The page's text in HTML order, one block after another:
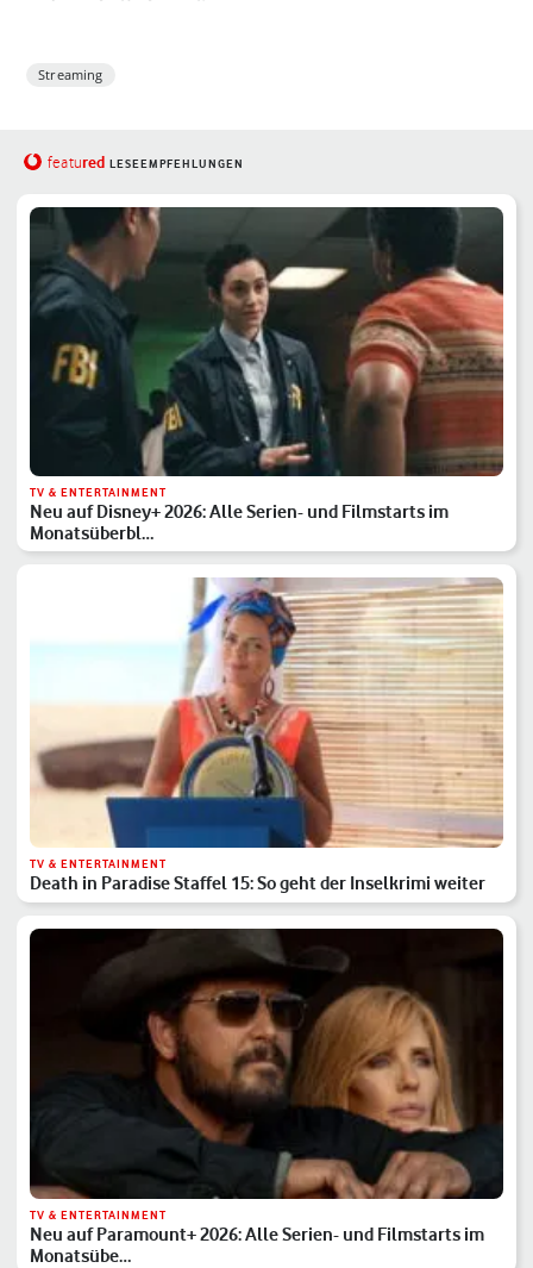
Streaming
featured LESEEMPFEHLUNGEN
TV & ENTERTAINMENT
Neu auf Disney+ 2026: Alle Serien- und Filmstarts im
Monatsüberbl…
TV & ENTERTAINMENT
Death in Paradise Staffel 15: So geht der Inselkrimi weiter
TV & ENTERTAINMENT
Neu auf Paramount+ 2026: Alle Serien- und Filmstarts im
Monatsübe…